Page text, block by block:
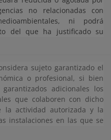
no relacionadas con
ni podrá
del que ha justificado su
sujeto garantizado el
o profesional, si bien
adicionales los
que colaboren con dicho
la actividad autorizada y la
instalaciones en las que se